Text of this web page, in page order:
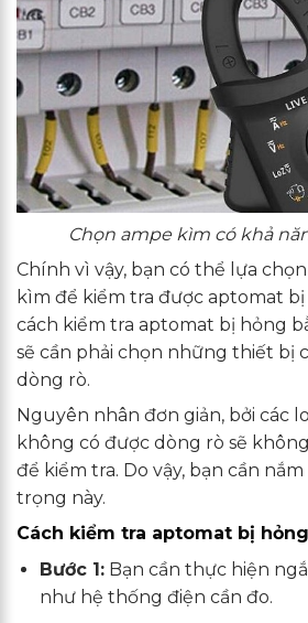
Chọn ampe kìm có khả
Chính vì vậy, bạn có thể lựa
kìm để kiểm tra được aptomat bị
cách kiểm tra aptomat bị hỏng
sẽ cần phải chọn những thiết bị
dòng rò.
Nguyên nhân đơn giản, bởi các
không có được dòng rò sẽ
để kiểm tra. Do vậy, bạn cần
trọng này.
Cách kiểm tra aptomat bị
Bước 1:Bạn cần thực hiện
như hệ thống điện cần đo.